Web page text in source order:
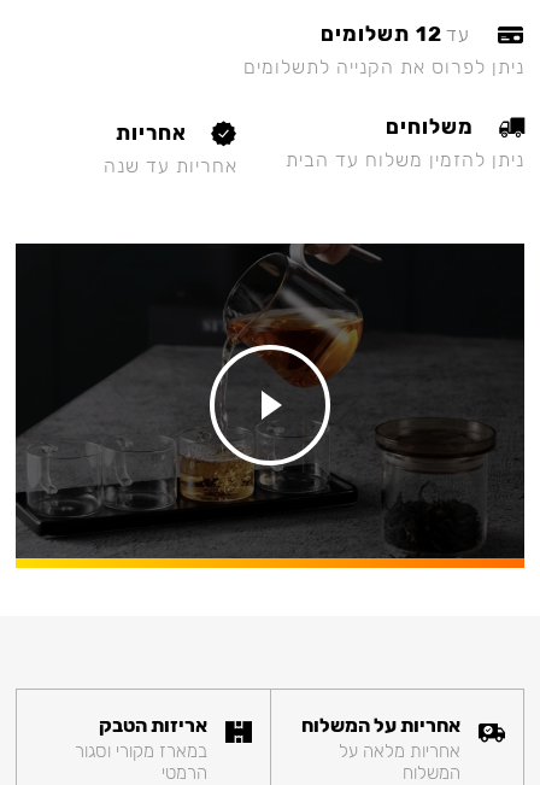
עד 12 תשלומים
ניתן לפרוס את הקנייה לתשלומים
משלוחים
ניתן להזמין משלוח עד הבית
אחריות
אחריות עד שנה
אחריות על המשלוח
אחריות מלאה על
המשלוח
אריזות הטבק
במארז מקורי וסגור
הרמטי